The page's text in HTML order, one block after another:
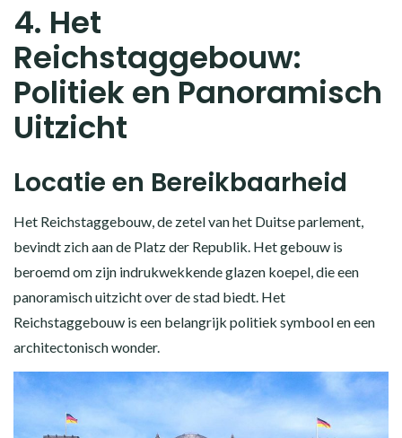
4. Het
Reichstaggebouw:
Politiek en Panoramisch
Uitzicht
Locatie en Bereikbaarheid
Het Reichstaggebouw, de zetel van het Duitse parlement,
bevindt zich aan de Platz der Republik. Het gebouw is
beroemd om zijn indrukwekkende glazen koepel, die een
panoramisch uitzicht over de stad biedt. Het
Reichstaggebouw is een belangrijk politiek symbool en een
architectonisch wonder.